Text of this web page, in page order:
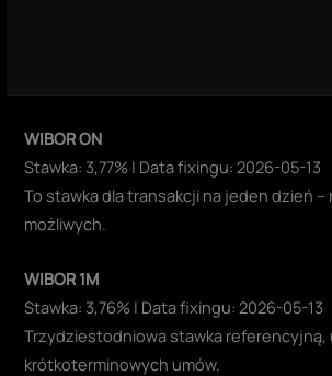
WIBOR ON
Stawka: 3,77% | Data fixingu: 2026-05-13
To stawka dla transakcji na jeden dzień –
możliwych.
WIBOR 1M
Stawka: 3,76% | Data fixingu: 2026-05-13
Trzydziestodniowa stawka referencyjną,
krótkoterminowych umów.